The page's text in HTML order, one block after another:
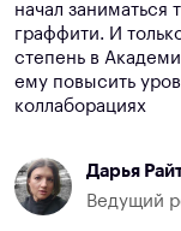
начал заниматься
граффити. И
степень в
ему повысить
коллаборациях
Дарья
Ведущий